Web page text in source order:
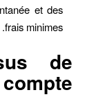
et des
frais minimes.
de